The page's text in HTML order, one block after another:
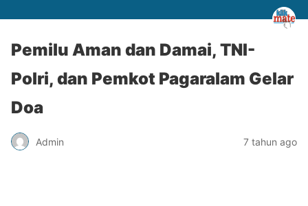
Pemilu Aman dan Damai, TNI-
Polri, dan Pemkot Pagaralam Gelar
Doa
Admin 7 tahun ago